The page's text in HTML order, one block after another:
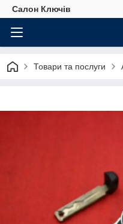
Салон Ключів
Товари та послуги